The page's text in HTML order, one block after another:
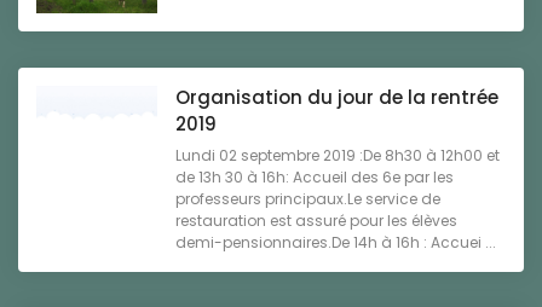
Organisation du jour de la rentrée
2019
Lundi 02 septembre 2019 :De 8h30 à 12h00 et
de 13h 30 à 16h: Accueil des 6e par les
professeurs principaux.Le service de
restauration est assuré pour les élèves
demi-pensionnaires.De 14h à 16h : Accuei ...